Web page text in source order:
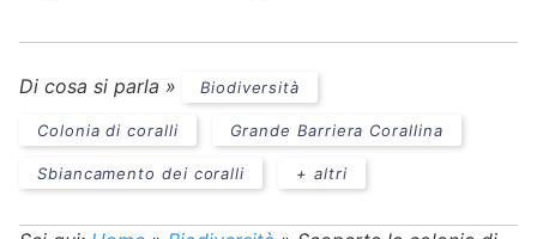
Di cosa si parla » Biodiversità
Colonia di coralli Grande Barriera Corallina
Sbiancamento dei coralli + altri